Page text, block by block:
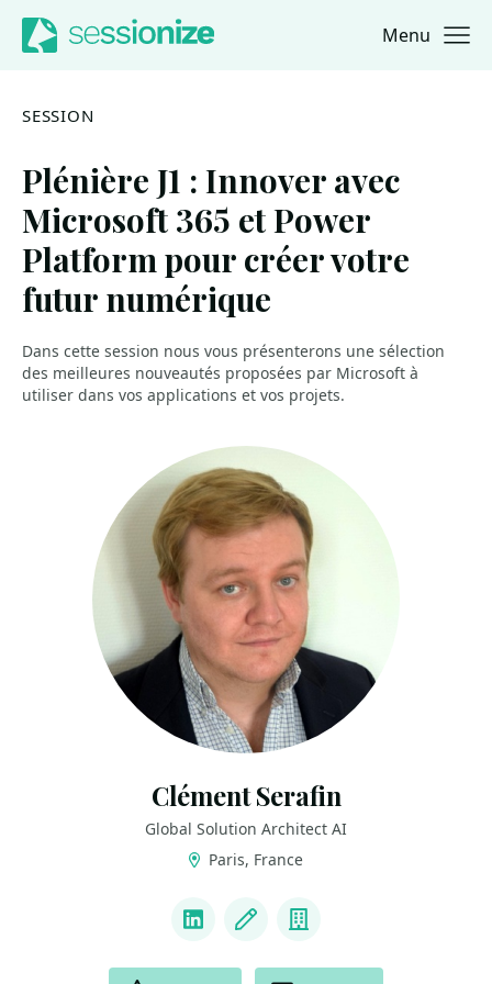
Jump to navigation
Jump to content Menu
SESSION
Plénière J1 : Innover avec
Microsoft 365 et Power
Platform pour créer votre
futur numérique
Dans cette session nous vous présenterons une sélection
des meilleures nouveautés proposées par Microsoft à
utiliser dans vos applications et vos projets.
Clément Serafin
Global Solution Architect AI
Paris, France
LinkedInBlog Company